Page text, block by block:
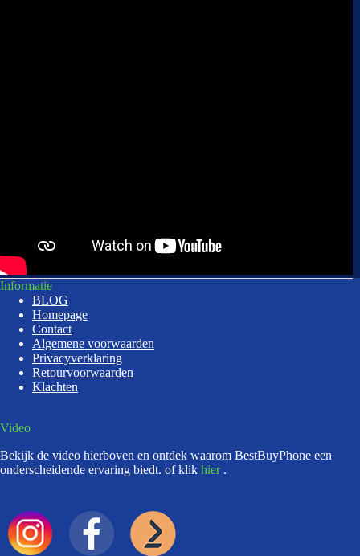
Informatie
BLOG
Homepage
Contact
Algemene voorwaarden
Privacyverklaring
Retourvoorwaarden
Klachten
Video
Bekijk de video hierboven en ontdek waarom BestBuyPhone een
onderscheidende ervaring biedt. of klik hier .